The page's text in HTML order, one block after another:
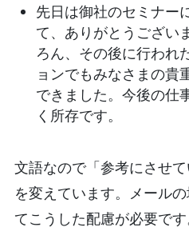
先日は御社のセミナー
て、ありがとうござい
ろん、その後に行われ
ョンでもみなさまの貴
できました。今後の仕
く所存です。
文語なので「参考にさせ
を変えています。メール
てこうした配慮が必要です